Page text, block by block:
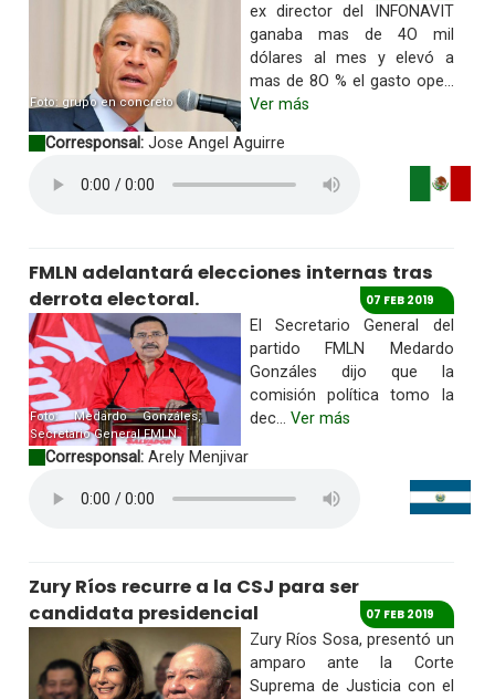
Foto: grupo en concreto
ex director del INFONAVIT
ganaba mas de 4O mil
dólares al mes y elevó a
mas de 8O % el gasto ope...
Ver más
Corresponsal:Jose Angel Aguirre
FMLN adelantará elecciones internas tras
derrota electoral.
07 FEB 2019
Foto: Medardo Gonzáles,
Secretario General FMLN.
El Secretario General del
partido FMLN Medardo
Gonzáles dijo que la
comisión política tomo la
dec... Ver más
Corresponsal:Arely Menjivar
Zury Ríos recurre a la CSJ para ser
candidata presidencial
07 FEB 2019
Zury Ríos Sosa, presentó un
amparo ante la Corte
Suprema de Justicia con el